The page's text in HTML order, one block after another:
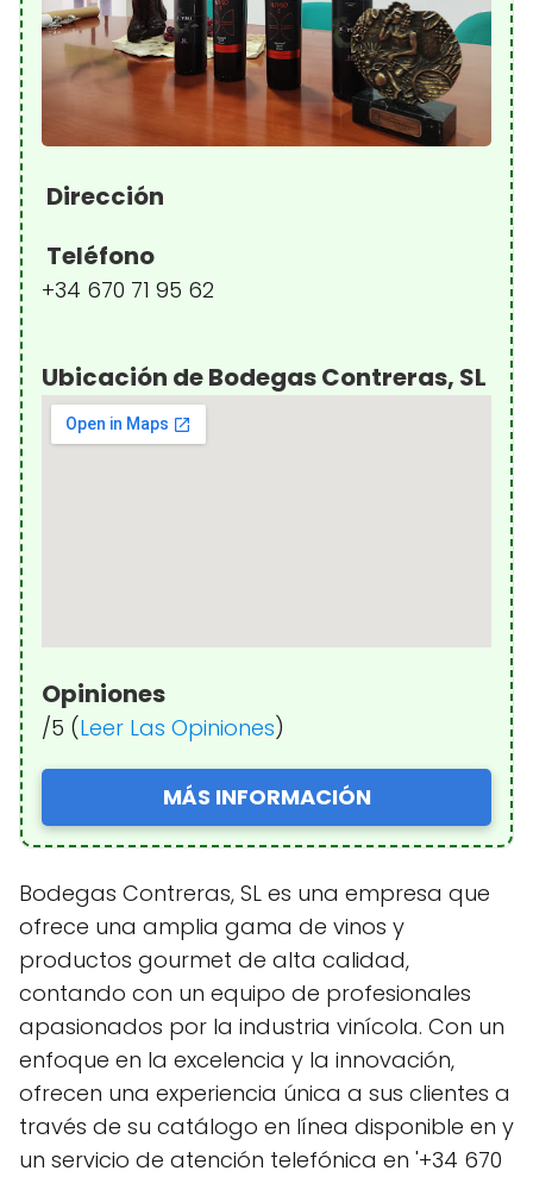
Dirección
Teléfono
+34 670 71 95 62
Ubicación de Bodegas Contreras, SL
Opiniones
/5 (Leer Las Opiniones)
MÁS INFORMACIÓN
Bodegas Contreras, SL es una empresa que
ofrece una amplia gama de vinos y
productos gourmet de alta calidad,
contando con un equipo de profesionales
apasionados por la industria vinícola. Con un
enfoque en la excelencia y la innovación,
ofrecen una experiencia única a sus clientes a
través de su catálogo en línea disponible en y
un servicio de atención telefónica en '+34 670